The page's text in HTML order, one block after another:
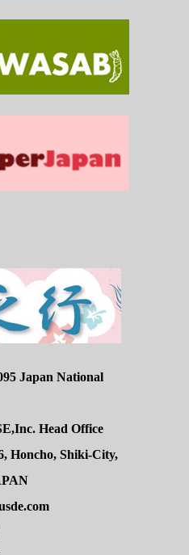
Japan National
Head Office
Honcho, Shiki-City,